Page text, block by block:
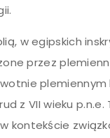
w egipskich
przez
z VII wieku p.n.e.
kontekście